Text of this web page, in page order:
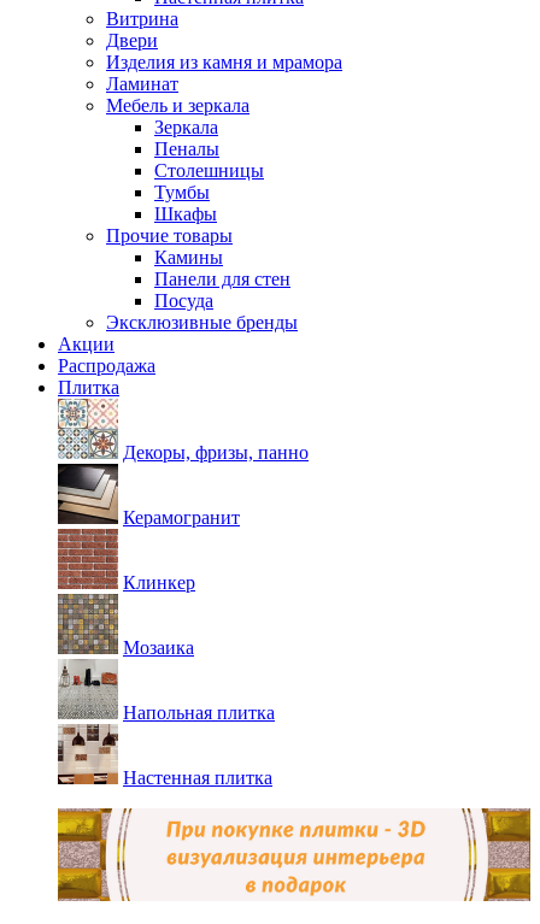
Витрина
Двери
Изделия из камня и мрамора
Ламинат
Мебель и зеркала
Зеркала
Пеналы
Столешницы
Тумбы
Шкафы
Прочие товары
Камины
Панели для стен
Посуда
Эксклюзивные бренды
Акции
Распродажа
Плитка
Декоры, фризы, панно
Керамогранит
Клинкер
Мозаика
Напольная плитка
Настенная плитка